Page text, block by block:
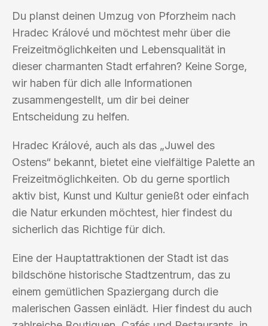
Du planst deinen Umzug von Pforzheim nach
Hradec Králové und möchtest mehr über die
Freizeitmöglichkeiten und Lebensqualität in
dieser charmanten Stadt erfahren? Keine Sorge,
wir haben für dich alle Informationen
zusammengestellt, um dir bei deiner
Entscheidung zu helfen.
Hradec Králové, auch als das „Juwel des
Ostens“ bekannt, bietet eine vielfältige Palette an
Freizeitmöglichkeiten. Ob du gerne sportlich
aktiv bist, Kunst und Kultur genießt oder einfach
die Natur erkunden möchtest, hier findest du
sicherlich das Richtige für dich.
Eine der Hauptattraktionen der Stadt ist das
bildschöne historische Stadtzentrum, das zu
einem gemütlichen Spaziergang durch die
malerischen Gassen einlädt. Hier findest du auch